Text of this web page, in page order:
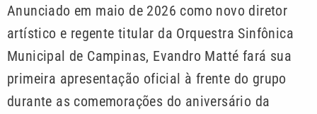
Anunciado em maio de 2026 como novo diretor
artístico e regente titular da Orquestra Sinfônica
Municipal de Campinas, Evandro Matté fará sua
primeira apresentação oficial à frente do grupo
durante as comemorações do aniversário da